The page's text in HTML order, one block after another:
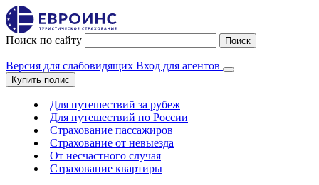
Поиск по сайту Поиск
Версия для слабовидящих Вход для агентов
Купить полис
Для путешествий за рубеж
Для путешествий по России
Страхование пассажиров
Страхование от невыезда
От несчастного случая
Страхование квартиры